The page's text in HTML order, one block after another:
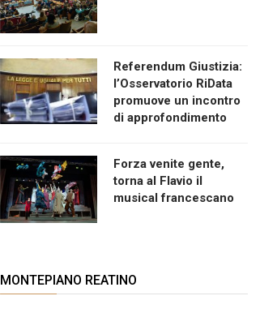
Referendum Giustizia:
l’Osservatorio RiData
promuove un incontro
di approfondimento
Forza venite gente,
torna al Flavio il
musical francescano
MONTEPIANO REATINO